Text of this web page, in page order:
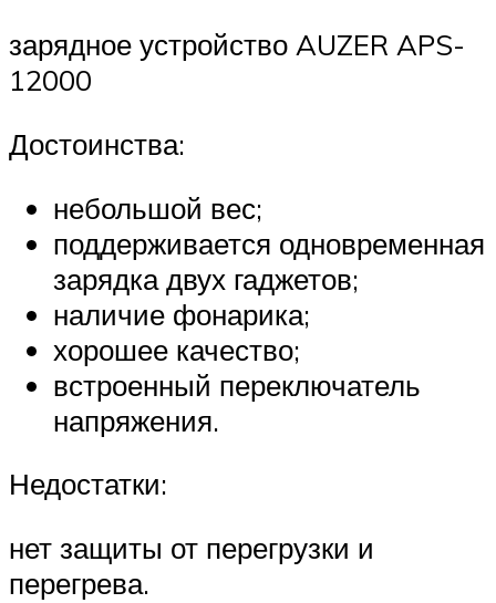
зарядное устройство AUZER APS-
12000
Достоинства:
небольшой вес;
поддерживается одновременная
зарядка двух гаджетов;
наличие фонарика;
хорошее качество;
встроенный переключатель
напряжения.
Недостатки:
нет защиты от перегрузки и
перегрева.